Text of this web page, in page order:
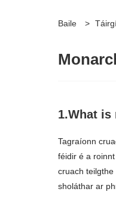
Baile >
1.What
Tagraíonn
féidir é a
cruach
sholáthar ar